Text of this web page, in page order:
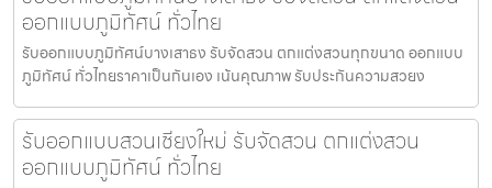
ออกแบบภูมิทัศน์ ทั่วไทย
รับออกแบบภูมิทัศน์บางเสาธง รับจัดสวน ตกแต่งสวนทุกขนาด ออกแบบ
ภูมิทัศน์ ทั่วไทยราคาเป็นกันเอง เน้นคุณภาพ รับประกันความสวยง
รับออกแบบสวนเชียงใหม่ รับจัดสวน ตกแต่งสวน
ออกแบบภูมิทัศน์ ทั่วไทย